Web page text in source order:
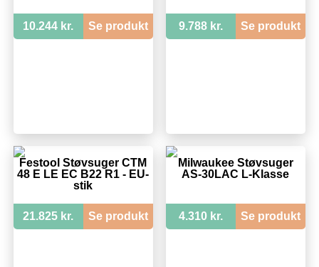
10.244 kr. Se produkt 9.788 kr. Se produkt
Festool Støvsuger CTM
48 E LE EC B22 R1 - EU-
stik
21.825 kr. Se produkt
Milwaukee Støvsuger
AS-30LAC L-Klasse
4.310 kr. Se produkt